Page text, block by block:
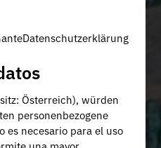
Datenschutzerklärung
Österreich), würden
personenbezogene
es necesario para el uso